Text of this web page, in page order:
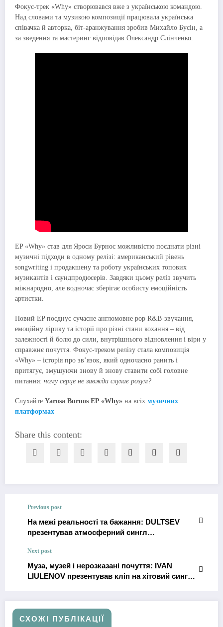
Фокус-трек «Why» створювався вже з українською командою.
Над словами та музикою композиції працювала українська
співачка й авторка, біт-аранжування зробив Михайло Бусін, а
за зведення та мастеринг відповідав Олександр Слінченко.
EP «Why» став для Яроси Бурнос можливістю поєднати різні
музичні підходи в одному релізі: американський рівень
songwriting і продакшену та роботу українських топових
музикантів і саундпродюсерів. Завдяки цьому реліз звучить
міжнародно, але водночас зберігає особисту емоційність
артистки.
Новий EP поєднує сучасне англомовне pop R&B-звучання,
емоційну лірику та історії про різні стани кохання – від
залежності й болю до сили, внутрішнього відновлення і віри у
справжнє почуття. Фокус-треком релізу стала композиція
«Why» – історія про зв’язок, який одночасно ранить і
притягує, змушуючи знову й знову ставити собі головне
питання: чому серце не завжди слухає розум?
Слухайте Yarosa Burnos EP «Why» на всіх музичних
платформах
Share this content:
Previous post
На межі реальності та бажання: DULTSEV
презентував атмосферний сингл
Next post
Муза, музей і нерозказані почуття: IVAN
LIULENOV презентував кліп на хітовий сингл
СХОЖІ ПУБЛІКАЦІЇ